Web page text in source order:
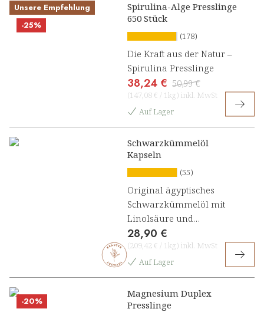
Unsere Empfehlung
-25%
Spirulina-Alge Presslinge
650 Stück
(178)
Die Kraft aus der Natur –
Spirulina Presslinge
38,24 € 50,99 €
(147,08 € / 1kg) inkl. MwSt
Auf Lager
Schwarzkümmelöl
Kapseln
(55)
Original ägyptisches
Schwarzkümmelöl mit
Linolsäure und
Thymochinon
28,90 €
(209,42 € / 1kg) inkl. MwSt
Auf Lager
-20%
Magnesium Duplex
Presslinge